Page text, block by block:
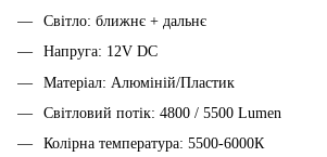
Світло: ближнє + дальнє
Напруга: 12V DC
Матеріал: Алюміній/Пластик
Світловий потік: 4800 / 5500 Lumen
Колірна температура: 5500-6000К